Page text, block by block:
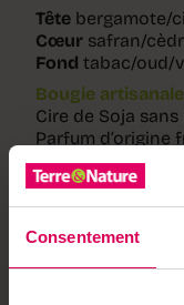
Consentement
Tête bergamote/
Cœur safran/
Fond tabac/oud/
Bougie
Cire de Soja sans
Parfum d’origine
CMR
Contenant,
européenne
Précaution